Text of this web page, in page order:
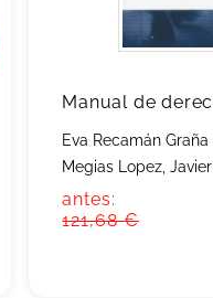
Manual de
Eva Recamán Graña
Megias Lopez, Javier
antes:
121,68 €